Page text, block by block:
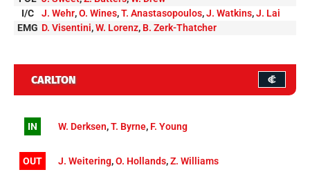
I/C
J. Wehr,O. Wines,T. Anastasopoulos,J. Watkins,J. Lai
EMG D. Visentini,W. Lorenz, B. Zerk-Thatcher
CARLTON
IN W. Derksen,T. Byrne, F. Young
OUT J. Weitering,O. Hollands,Z. Williams